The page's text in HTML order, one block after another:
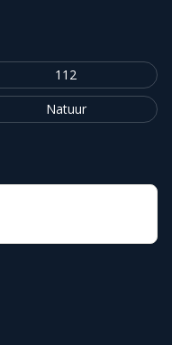
112
Natuur